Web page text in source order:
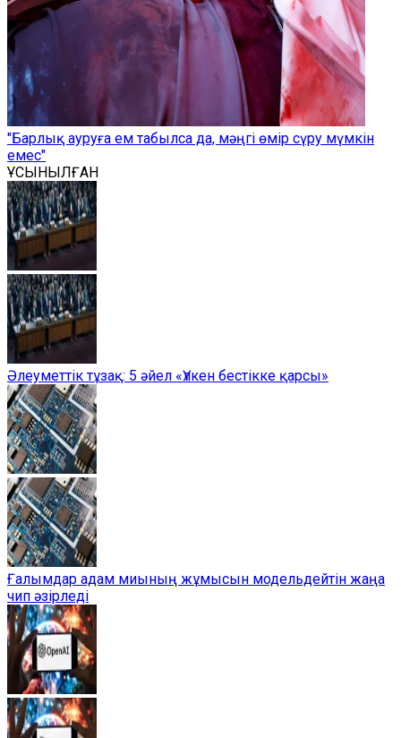
"Барлық ауруға ем табылса да, мәңгі өмір сүру мүмкін
емес"
ҰСЫНЫЛҒАН
Әлеуметтік тұзақ: 5 әйел «Үлкен бестікке қарсы»
Ғалымдар адам миының жұмысын модельдейтін жаңа
чип әзірледі